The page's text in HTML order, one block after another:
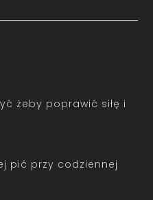
żeby poprawić siłę i
pić przy codziennej